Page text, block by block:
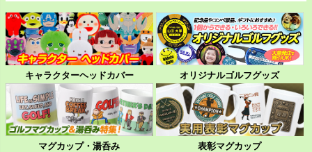
キャラクターヘッドカバー オリジナルゴルフグッズ
マグカップ・湯呑み 表彰マグカップ